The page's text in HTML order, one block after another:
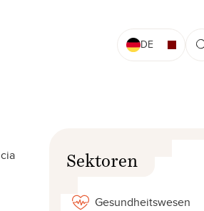
DE
Sektoren
Gesundheitswesen